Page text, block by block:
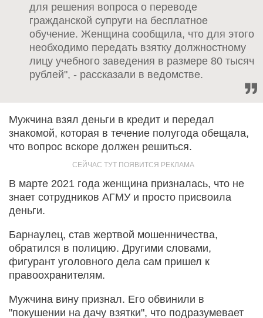
для решения вопроса о переводе
гражданской супруги на бесплатное
обучение. Женщина сообщила, что для этого
необходимо передать взятку должностному
лицу учебного заведения в размере 80 тысяч
рублей", - рассказали в ведомстве.
Мужчина взял деньги в кредит и передал
знакомой, которая в течение полугода обещала,
что вопрос вскоре должен решиться.
В марте 2021 года женщина призналась, что не
знает сотрудников АГМУ и просто присвоила
деньги.
Барнаулец, став жертвой мошенничества,
обратился в полицию. Другими словами,
фигурант уголовного дела сам пришел к
правоохранителям.
Мужчина вину признал. Его обвинили в
"покушении на дачу взятки", что подразумевает